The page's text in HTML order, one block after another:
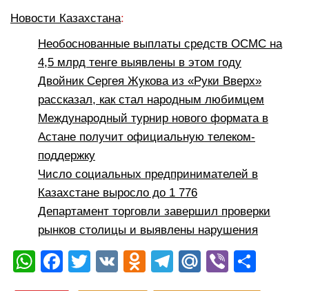
Новости Казахстана:
Необоснованные выплаты средств ОСМС на
4,5 млрд тенге выявлены в этом году
Двойник Сергея Жукова из «Руки Вверх»
рассказал, как стал народным любимцем
Международный турнир нового формата в
Астане получит официальную телеком-
поддержку
Число социальных предпринимателей в
Казахстане выросло до 1 776
Департамент торговли завершил проверки
рынков столицы и выявлены нарушения
W F
T
V
O
T
M Vi